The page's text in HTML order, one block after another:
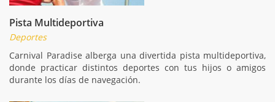
Pista Multideportiva
Deportes
Carnival Paradise alberga una divertida pista multideportiva,
donde practicar distintos deportes con tus hijos o amigos
durante los días de navegación.